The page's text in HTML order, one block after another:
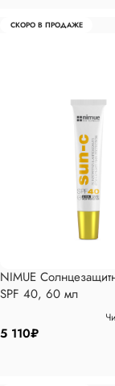
СКОРО В ПРОДАЖЕ
NIMUE
SPF 40, 60 мл
5 110₽